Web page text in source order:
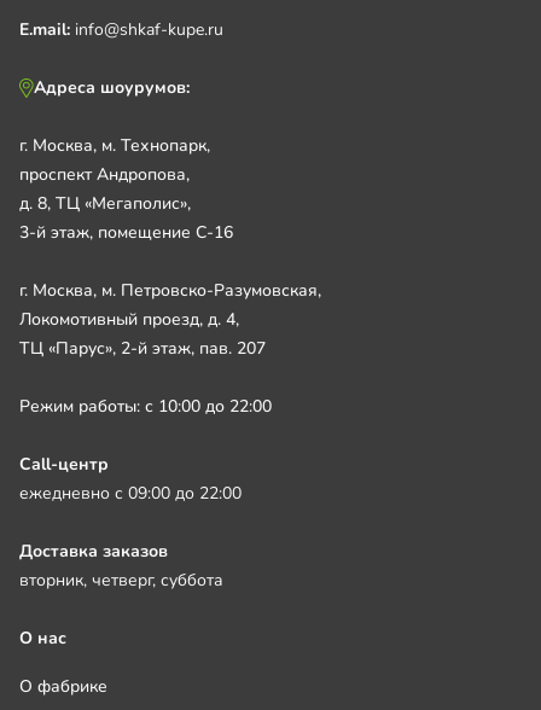
E.mail: info@shkaf-kupe.ru
Адреса шоурумов:
г. Москва, м. Технопарк,
проспект Андропова,
д. 8, ТЦ «Мегаполис»,
3-й этаж, помещение С-16
г. Москва, м. Петровско-Разумовская,
Локомотивный проезд, д. 4,
ТЦ «Парус», 2-й этаж, пав. 207
Режим работы: с 10:00 до 22:00
Call-центр
ежедневно с 09:00 до 22:00
Доставка заказов
вторник, четверг, суббота
О нас
О фабрике